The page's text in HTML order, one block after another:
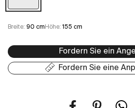
Transparent
Breite: 90 cm Höhe:155 cm
Fordern Sie ein
Fordern Sie eine